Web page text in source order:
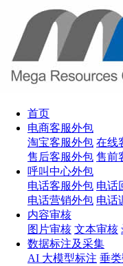
首页
电商客服外包
淘宝客服外包 在线
售后客服外包 售前
呼叫中心外包
电话客服外包 电话
电话营销外包 电话
内容审核
图片审核 文本审核
数据标注及采集
AI 大模型标注 垂